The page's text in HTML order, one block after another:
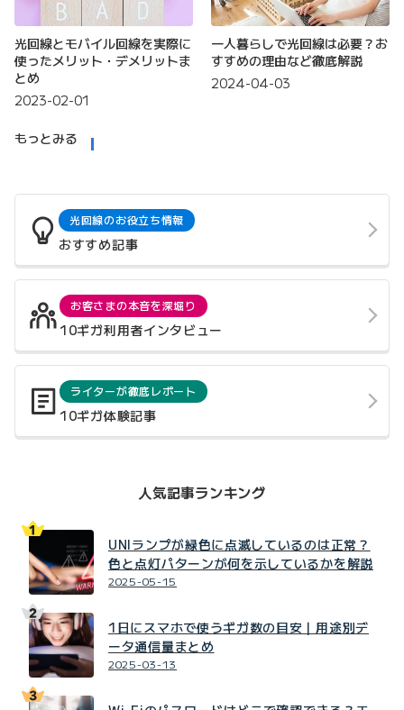
光回線とモバイル回線を実際に
使ったメリット・デメリットま
とめ
2023-02-01
一人暮らしで光回線は必要？お
すすめの理由など徹底解説
2024-04-03
もっとみる
光回線のお役立ち情報
おすすめ記事
お客さまの本音を深堀り
10ギガ利用者インタビュー
ライターが徹底レポート
10ギガ体験記事
人気記事ランキング
UNIランプが緑色に点滅しているのは正常？
色と点灯パターンが何を示しているかを解説
2025-05-15
1日にスマホで使うギガ数の目安｜用途別デ
ータ通信量まとめ
2025-03-13